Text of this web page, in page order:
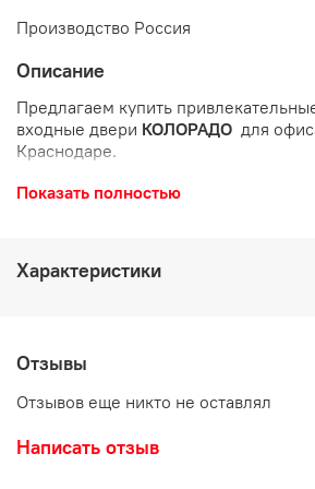
Производство Россия
Описание
Предлагаем купить
входные двери КОЛОРАДО для
Краснодаре.
-Не дорогие,но качественные двери
степени взломостойкости
Показать полностью
Характеристики
Отзывы
Отзывов еще никто не оставлял
Написать отзыв